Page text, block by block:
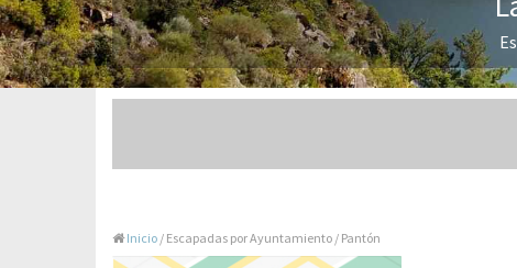
Inicio / Escapadas por Ayuntamiento / Pantón